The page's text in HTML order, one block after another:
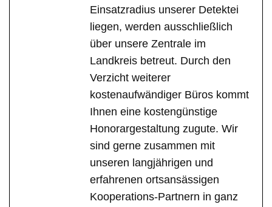
Einsatzradius unserer Detektei
liegen, werden ausschließlich
über unsere Zentrale im
Landkreis betreut. Durch den
Verzicht weiterer
kostenaufwändiger Büros kommt
Ihnen eine kostengünstige
Honorargestaltung zugute. Wir
sind gerne zusammen mit
unseren langjährigen und
erfahrenen ortsansässigen
Kooperations-Partnern in ganz